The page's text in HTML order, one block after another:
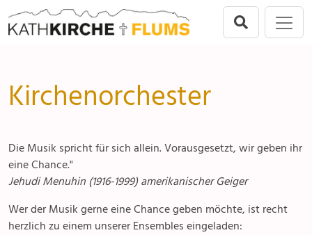
Direkt zur Hauptnavigation springen
Direkt zum Inhalt springen
Kirchenorchester
Die Musik spricht für sich allein. Vorausgesetzt, wir geben ihr
eine Chance."
Jehudi Menuhin (1916-1999) amerikanischer Geiger
Wer der Musik gerne eine Chance geben möchte, ist recht
herzlich zu einem unserer Ensembles eingeladen:
Menu
Flums
Walenstadt
Mols-Murg-Quarten
Flums
Gottesdienste
Kontakte
Aktuelles & Fotogalerien
Gruppen & Vereine
Frauengemeinschaft
Kirchenorchester
Senioren 60+
Bäuerinnen-Landfrauen